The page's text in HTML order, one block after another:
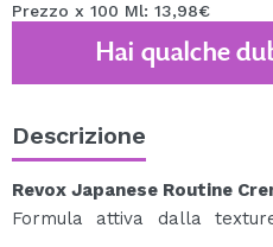
Prezzo x 100 Ml: 13,98€
Hai qualche
Descrizione
Revox Japanese Routine
Formula attiva dalla